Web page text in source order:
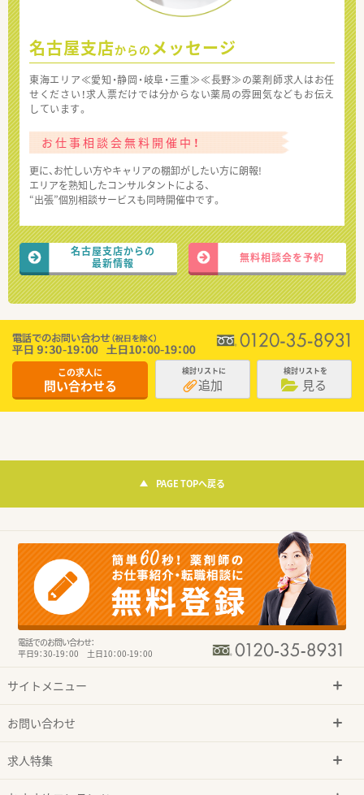
名古屋支店からの メッセージ
東海エリア≪愛知・静岡・岐阜・三重≫≪長野≫の薬剤師求人はお任
せください！求人票だけでは分からない薬局の雰囲気などもお伝え
しています。
お仕事相談会無料開催中！
更に、お忙しい方やキャリアの棚卸がしたい方に朗報!
エリアを熟知したコンサルタントによる、
“出張”個別相談サービスも同時開催中です。
名古屋支店からの
最新情報
無料相談会を予約
この求人に
問い合わせる
検討リストに
追加
検討リストを
見る
PAGE TOPへ戻る
電話でのお問い合わせ：
平日9：30-19：00 土日10：00-19：00
サイトメニュー
お問い合わせ
求人特集